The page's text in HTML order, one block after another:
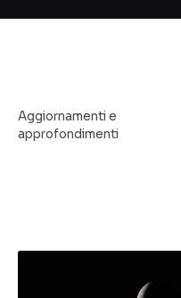
Aggiornamenti e
approfondimenti